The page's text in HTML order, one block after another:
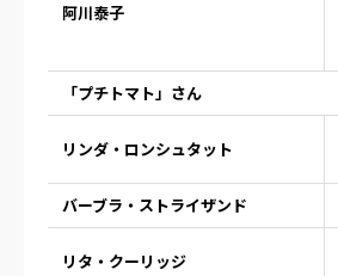
阿川泰子
「プチトマト」さん
リンダ・ロンシュタット
バーブラ・ストライザンド
リタ・クーリッジ